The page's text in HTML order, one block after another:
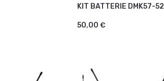
KIT BATTERIE DMK57-52
50,00 €